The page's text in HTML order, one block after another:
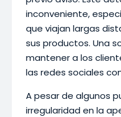
inconveniente,
que viajan largas
sus productos. Una
mantener a los
las redes sociales
A pesar de algunos
irregularidad en la